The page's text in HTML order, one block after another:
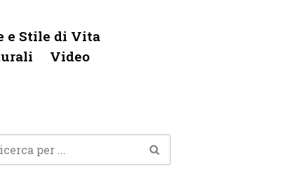
e Stile di Vita
Video